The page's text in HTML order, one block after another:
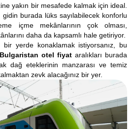
yakın bir mesafede kalmak için ideal.
burada lüks sayılabilecek konforlu
içme mekânlarının çok olması,
daha da kapsamlı hale getiriyor.
yerde konaklamak istiyorsanız, bu
Bulgaristan otel fiyat aralıkları burada
dağ eteklerinin manzarası ve temiz
zevk alacağınız bir yer.